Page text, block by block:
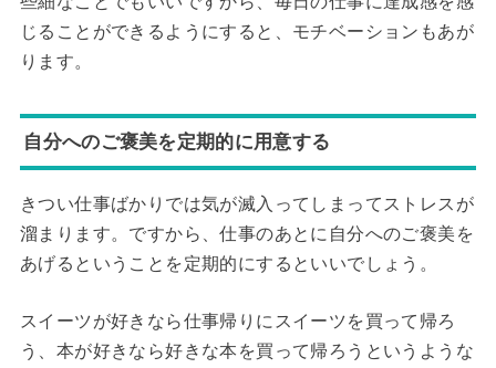
じることができるようにすると、モチベーションもあが
ります。
自分へのご褒美を定期的に用意する
きつい仕事ばかりでは気が滅入ってしまってストレスが
溜まります。ですから、仕事のあとに自分へのご褒美を
あげるということを定期的にするといいでしょう。
スイーツが好きなら仕事帰りにスイーツを買って帰ろ
う、本が好きなら好きな本を買って帰ろうというような